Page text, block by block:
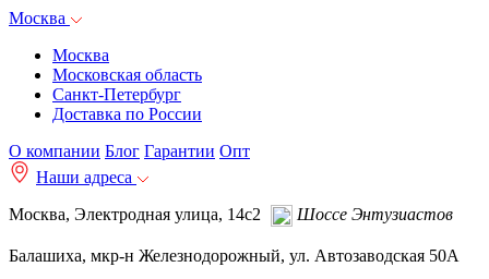
Москва
Москва
Московская область
Санкт-Петербург
Доставка по России
О компании Блог Гарантии Опт
Наши адреса
Москва, Электродная улица, 14с2
Шоссе Энтузиастов
Балашиха, мкр-н Железнодорожный, ул. Автозаводская 50А